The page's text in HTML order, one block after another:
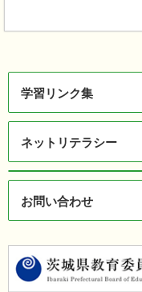
学習リンク集
ネットリテラシー
お問い合わせ